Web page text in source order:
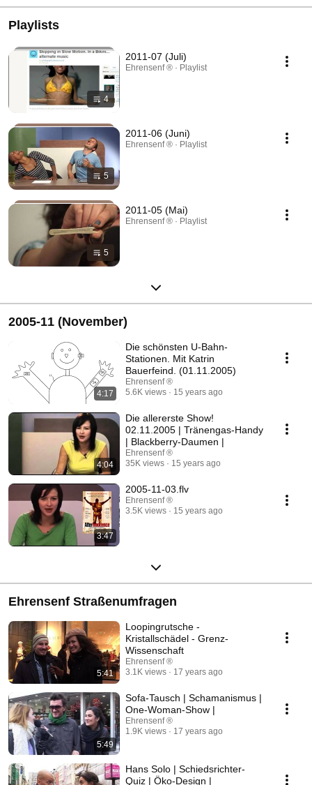
Playlists
4
2011-07 (Juli)
Ehrensenf ® · Playlist
5
2011-06 (Juni)
Ehrensenf ® · Playlist
5
2011-05 (Mai)
Ehrensenf ® · Playlist
2005-11 (November)
4:17
Die schönsten U-Bahn-
Stationen. Mit Katrin
Bauerfeind. (01.11.2005)
Ehrensenf ®
5.6K views
15 years ago
4:04
Die allererste Show!
02.11.2005 | Tränengas-Handy
| Blackberry-Daumen |
Ehrensenf ®
35K views
15 years ago
3:47
2005-11-03.flv
Ehrensenf ®
3.5K views
15 years ago
Ehrensenf Straßenumfragen
5:41
Loopingrutsche -
Kristallschädel - Grenz-
Wissenschaft
Ehrensenf ®
3.1K views
17 years ago
5:49
Sofa-Tausch | Schamanismus |
One-Woman-Show |
Ehrensenf ®
1.9K views
17 years ago
Hans Solo | Schiedsrichter-
Quiz | Öko-Design |